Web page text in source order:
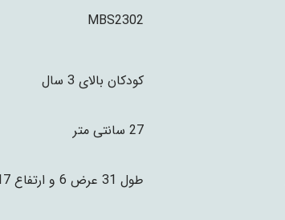
MBS2302
کودکان بالای 3 سال
27 سانتی متر
طول 31 عرض 6 و ارتفاع 17 سانتی متر